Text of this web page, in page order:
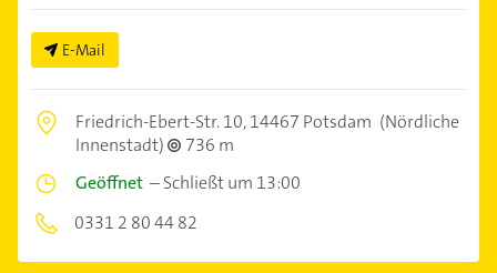
E-Mail
Friedrich-Ebert-Str. 10,14467 Potsdam (Nördliche
Innenstadt)
736 m
Geöffnet –Schließt um 13:00
0331 2 80 44 82